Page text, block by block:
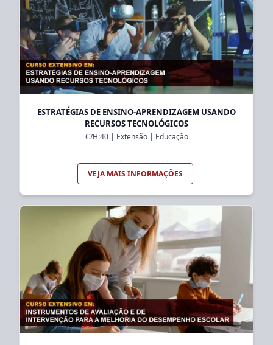
ESTRATÉGIAS DE ENSINO-APRENDIZAGEM USANDO
RECURSOS TECNOLÓGICOS
C/H:40| Extensão| Educação
VEJA MAIS INFORMAÇÕES